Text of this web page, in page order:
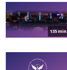
135 min